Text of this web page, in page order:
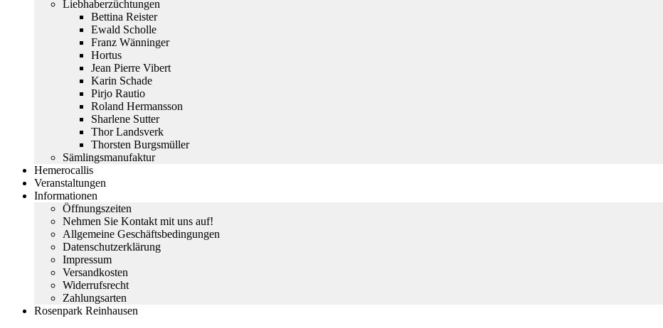
Liebhaberzüchtungen
Bettina Reister
Ewald Scholle
Franz Wänninger
Hortus
Jean Pierre Vibert
Karin Schade
Pirjo Rautio
Roland Hermansson
Sharlene Sutter
Thor Landsverk
Thorsten Burgsmüller
Sämlingsmanufaktur
Hemerocallis
Veranstaltungen
Informationen
Öffnungszeiten
Nehmen Sie Kontakt mit uns auf!
Allgemeine Geschäftsbedingungen
Datenschutzerklärung
Impressum
Versandkosten
Widerrufsrecht
Zahlungsarten
Rosenpark Reinhausen